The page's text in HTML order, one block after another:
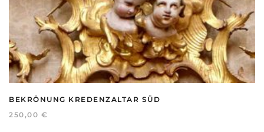
BEKRÖNUNG KREDENZALTAR SÜD
250,00 €